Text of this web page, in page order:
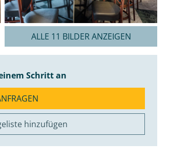
ALLE 11 BILDER ANZEIGEN
Schritt an
hinzufügen